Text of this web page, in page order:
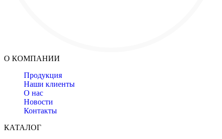
О КОМПАНИИ
Продукция
Наши клиенты
О нас
Новости
Контакты
КАТАЛОГ